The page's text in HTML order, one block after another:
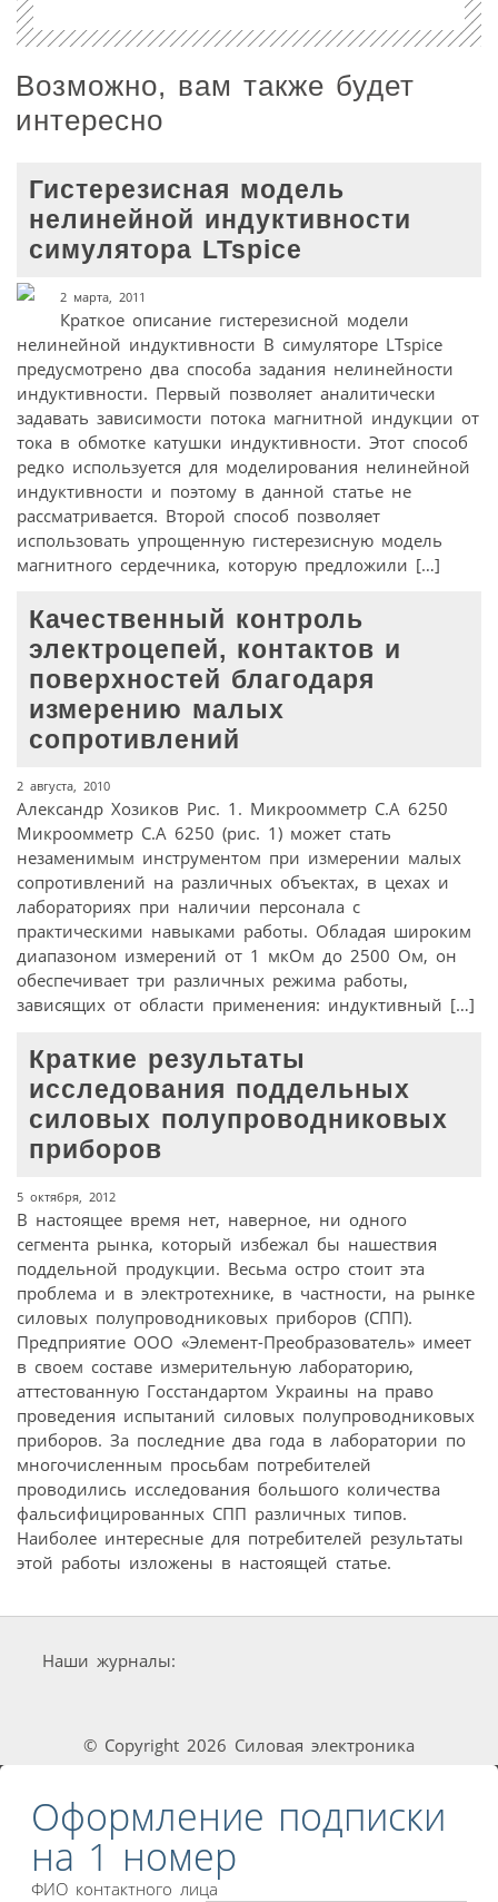
Возможно, вам также будет
интересно
Гистерезисная модель
нелинейной индуктивности
симулятора LTspice
2 марта, 2011
Краткое описание гистерезисной модели
нелинейной индуктивности В симуляторе LTspice
предусмотрено два способа задания нелинейности
индуктивности. Первый позволяет аналитически
задавать зависимости потока магнитной индукции от
тока в обмотке катушки индуктивности. Этот способ
редко используется для моделирования нелинейной
индуктивности и поэтому в данной статье не
рассматривается. Второй способ позволяет
использовать упрощенную гистерезисную модель
магнитного сердечника, которую предложили […]
Качественный контроль
электроцепей, контактов и
поверхностей благодаря
измерению малых
сопротивлений
2 августа, 2010
Александр Хозиков Рис. 1. Микроомметр C.A 6250
Микроомметр C.A 6250 (рис. 1) может стать
незаменимым инструментом при измерении малых
сопротивлений на различных объектах, в цехах и
лабораториях при наличии персонала с
практическими навыками работы. Обладая широким
диапазоном измерений от 1 мкОм до 2500 Ом, он
обеспечивает три различных режима работы,
зависящих от области применения: индуктивный […]
Краткие результаты
исследования поддельных
силовых полупроводниковых
приборов
5 октября, 2012
В настоящее время нет, наверное, ни одного
сегмента рынка, который избежал бы нашествия
поддельной продукции. Весьма остро стоит эта
проблема и в электротехнике, в частности, на рынке
силовых полупроводниковых приборов (СПП).
Предприятие ООО «Элемент-Преобразователь» имеет
в своем составе измерительную лабораторию,
аттестованную Госстандартом Украины на право
проведения испытаний силовых полупроводниковых
приборов. За последние два года в лаборатории по
многочисленным просьбам потребителей
проводились исследования большого количества
фальсифицированных СПП различных типов.
Наиболее интересные для потребителей результаты
этой работы изложены в настоящей статье.
Наши журналы:
© Copyright 2026 Силовая электроника
Оформление подписки
на 1 номер
ФИО контактного лица